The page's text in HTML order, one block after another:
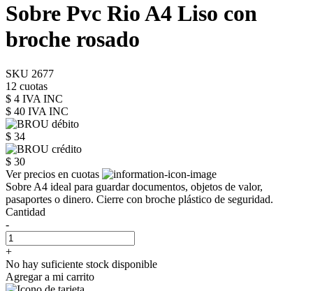
Sobre Pvc Rio A4 Liso con
broche rosado
SKU 2677
12 cuotas
$ 4 IVA INC
$ 40 IVA INC
$ 34
$ 30
Ver precios en cuotas
Sobre A4 ideal para guardar documentos, objetos de valor,
pasaportes o dinero. Cierre con broche plástico de seguridad.
Cantidad
-
+
No hay suficiente stock disponible
Agregar a mi carrito